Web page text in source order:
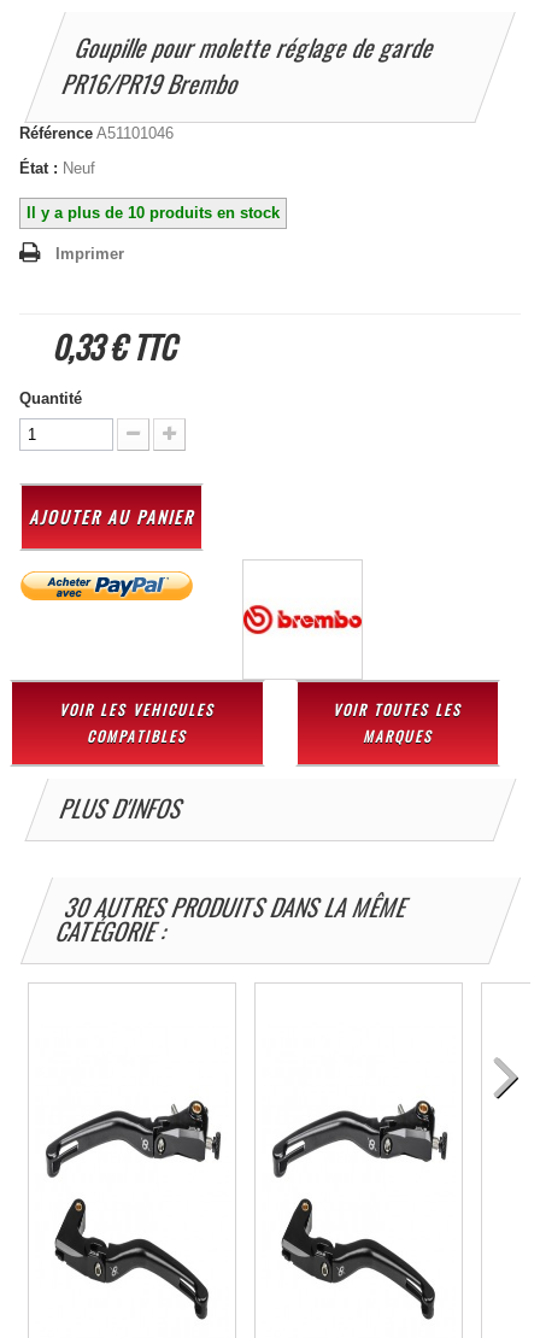
Goupille pour molette réglage de garde
PR16/PR19 Brembo
Référence A51101046
État : Neuf
Il y a plus de 10 produits en stock
Imprimer
0,33 €TTC
Quantité
AJOUTER AU PANIER
VOIR LES VEHICULES
COMPATIBLES
VOIR TOUTES LES
MARQUES
PLUS D'INFOS
30 AUTRES PRODUITS DANS LA MÊME
CATÉGORIE :